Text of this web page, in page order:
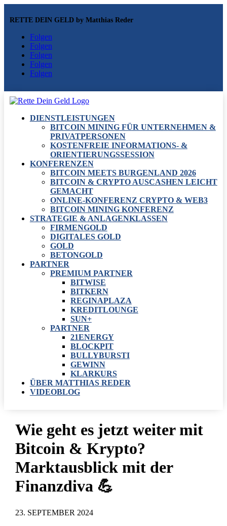
RETTE DEIN GELD by Matthias Reder
Folgen
Folgen
Folgen
Folgen
Folgen
DIENSTLEISTUNGEN
BITCOIN MINING FÜR UNTERNEHMEN &
PRIVATPERSONEN
KOSTENFREIE INFORMATIONS- &
ORIENTIERUNGSSESSION
KONFERENZEN
BITCOIN MEETS BURGENLAND 2026
BITCOIN & CRYPTO AUSCASHEN LEICHT
GEMACHT
ONLINE-KONFERENZ CRYPTO & WEB3
BITCOIN MINING KONFERENZ
STRATEGIE & ANLAGENKLASSEN
FIRMENGOLD
DIGITALES GOLD
GOLD
BETONGOLD
PARTNER
PREMIUM PARTNER
BITWISE
BITKERN
REGINAPLAZA
KREDITLOUNGE
SUN+
PARTNER
21ENERGY
BLOCKPIT
BULLYBURSTI
GEWINN
KLARKURS
ÜBER MATTHIAS REDER
VIDEOBLOG
Wie geht es jetzt weiter mit
Bitcoin & Krypto?
Marktausblick mit der
Finanzdiva 💪
23. SEPTEMBER 2024